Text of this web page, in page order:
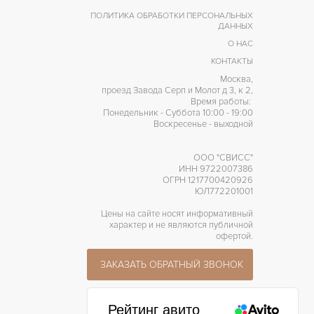
ПОЛИТИКА ОБРАБОТКИ ПЕРСОНАЛЬНЫХ
ДАННЫХ
О НАС
КОНТАКТЫ
Москва,
проезд Завода Серп и Молот д 3, к 2,
Время работы:
Понедельник - Суббота 10:00 - 19:00
Воскресенье - выходной
ООО "СВИСС"
ИНН 9722007386
ОГРН 1217700420926
ЮЛ772201001
Цены на сайте носят информативный
характер и не являются публичной
офертой.
ЗАКАЗАТЬ ОБРАТНЫЙ ЗВОНОК
Рейтинг авито